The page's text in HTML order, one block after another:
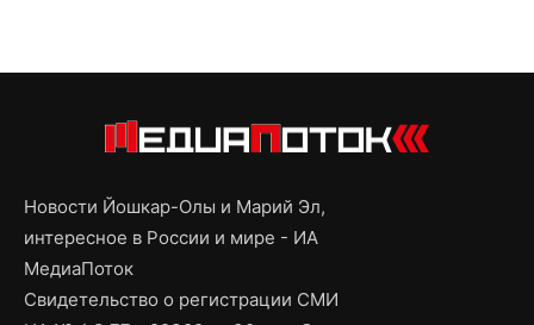
Новости Йошкар-Олы и Марий Эл,
интересное в России и мире - ИА
МедиаПоток
Свидетельство о регистрации СМИ